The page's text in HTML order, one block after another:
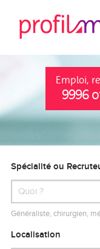
Emploi,
9996
Spécialité ou
Généraliste, chirurgien,
Localisation